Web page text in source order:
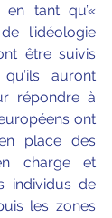
tant qu’«
l’idéologie
être suivis
auront
répondre à
ont
place des
charge et
individus de
les zones